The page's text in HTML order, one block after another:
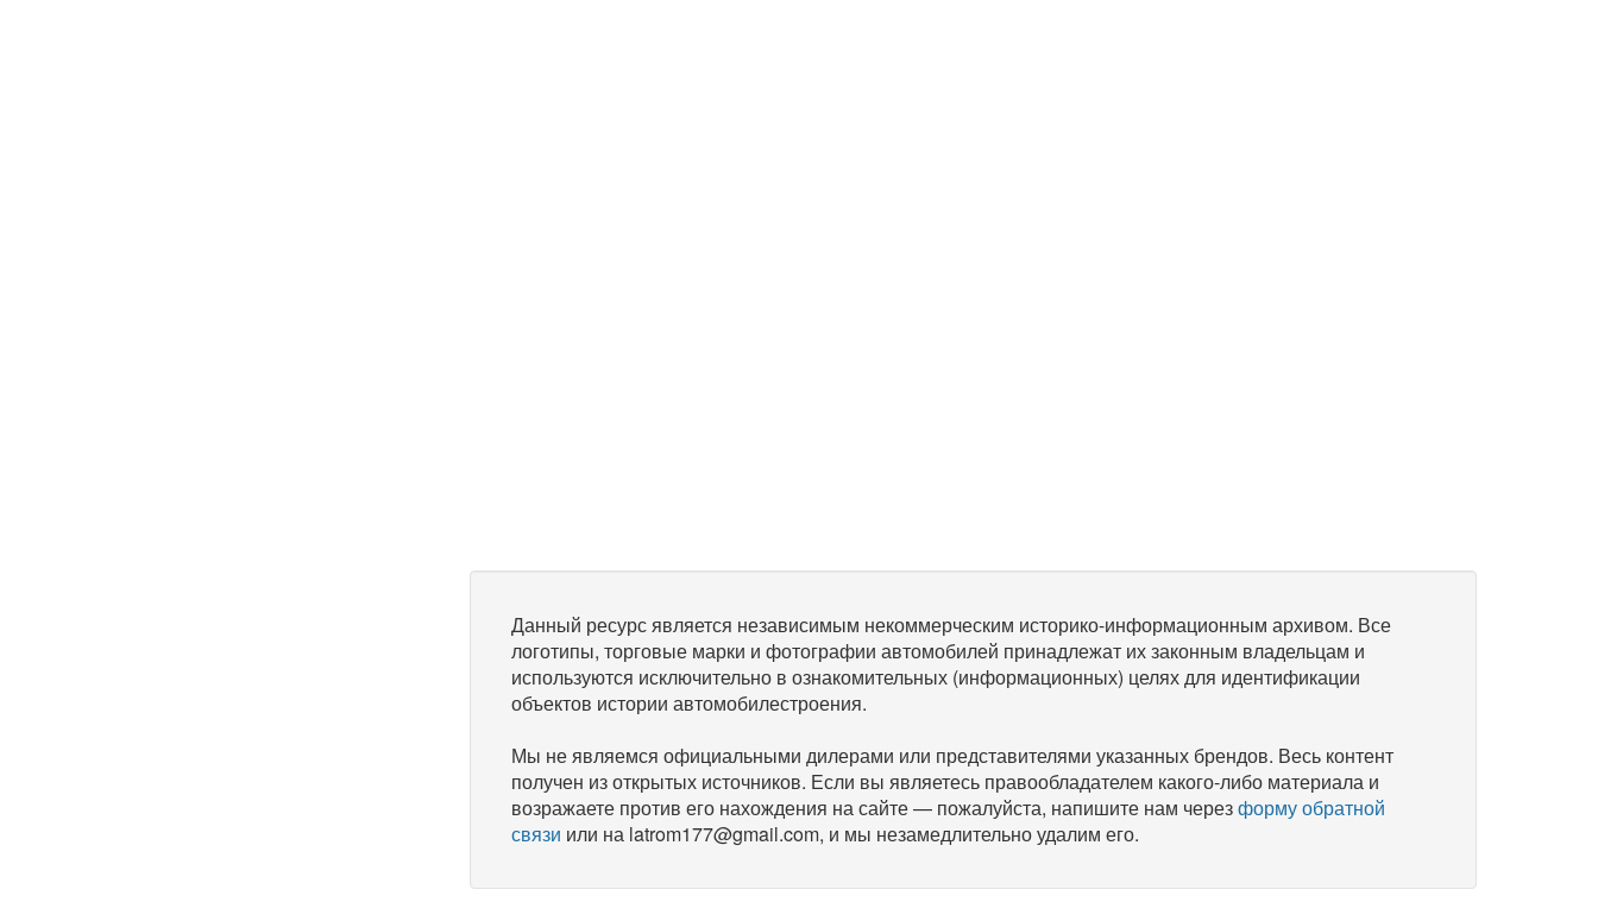
Данный ресурс является независимым некоммерческим историко-информационным архивом. Все
логотипы, торговые марки и фотографии автомобилей принадлежат их законным владельцам и
используются исключительно в ознакомительных (информационных) целях для идентификации
объектов истории автомобилестроения.
Мы не являемся официальными дилерами или представителями указанных брендов. Весь контент
получен из открытых источников. Если вы являетесь правообладателем какого-либо материала и
возражаете против его нахождения на сайте — пожалуйста, напишите нам черезформу обратной
связи или на latrom177@gmail.com, и мы незамедлительно удалим его.